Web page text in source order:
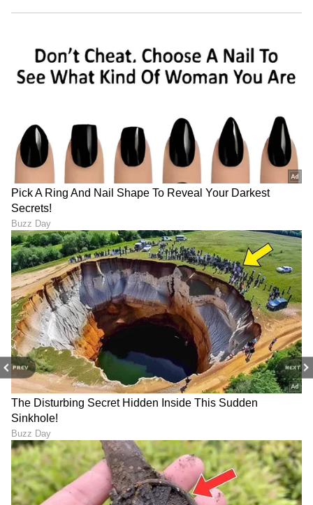
PREV NEXT
LATEST VIDEOS
ABOUT THE AUTHOR
SH Sushma Hegde
ಸುವರ್ಣ ನ್ಯೂಸ್ ಸುದ್ದಿ ಮಾಧ್ಯಮದ ಡಿಜಿಟಲ್ ವಿಭಾಗದಲ್ಲಿ ಕಳೆದ
ಮೂರು ವರ್ಷಗಳಿಂದ ಕೆಲಸ ಮಾಡುತ್ತಿದ್ದೇನೆ. ದೃಶ್ಯ ಮಾಧ್ಯಮ,
ಡಿಜಿಟಲ್‌ ಮಾಧ್ಯಮದಲ್ಲಿ 5 ವರ್ಷ ಕೆಲಸ ಮಾಡಿದ ಅನುಭವವಿದೆ.
SDM ಉಜಿರೆಯಲ್ಲಿ ಪತ್ರಿಕೋದ್ಯಮದ ಸ್ನಾತಕೋತ್ತರ ಪದವಿ.
ಸುದ್ದಿಲೋಕದಲ್ಲಿ ರಾಜಕೀಯ, ದೇಶ, ಜ್ಯೋತಿಷ್ಯ, ಜೀವನಶೈಲಿ,
ವಾಣಿಜ್ಯ, ಕ್ರೈಂ ಸುದ್ದಿಗಳಲ್ಲಿ ಆಸಕ್ತಿ.
ರಾಶಿ ಜ್ಯೋತಿಷ್ಯ ಅದೃಷ್ಟ